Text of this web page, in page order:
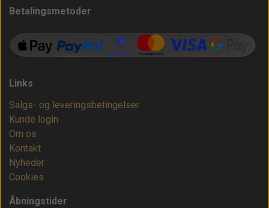
Betalingsmetoder
Links
Salgs- og leveringsbetingelser
Kunde login
Om os
Kontakt
Nyheder
Cookies
Åbningstider